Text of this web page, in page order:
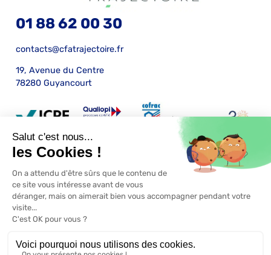
01 88 62 00 30
contacts@cfatrajectoire.fr
19, Avenue du Centre
78280 Guyancourt
Mentions légales Certification QualiopiRGPD
S'inscrire
Une réalisation ekole.fret CFA Trajectoire
Engagé pour l’environnement : compensation de l’impact
carbone de notre site internet